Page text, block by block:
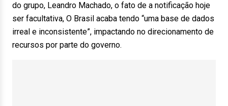
do grupo, Leandro Machado, o fato de a notificação hoje
ser facultativa, O Brasil acaba tendo “uma base de dados
irreal e inconsistente”, impactando no direcionamento de
recursos por parte do governo.